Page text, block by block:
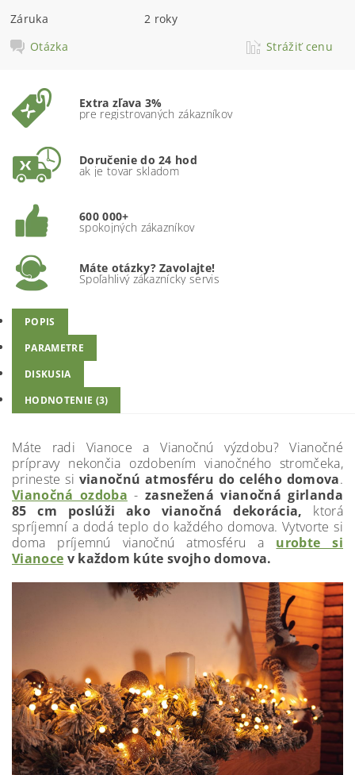
Záruka
2 roky
Otázka
Strážiť cenu
Extra zľava 3%
pre registrovaných zákazníkov
Doručenie do 24 hod
ak je tovar skladom
600 000+
spokojných zákazníkov
Máte otázky? Zavolajte!
Spoľahlivý zákaznícky servis
POPIS
PARAMETRE
DISKUSIA
HODNOTENIE (3)
Máte radi Vianoce a Vianočnú výzdobu? Vianočné
prípravy nekončia ozdobením vianočného stromčeka,
prineste si vianočnú atmosféru do celého domova.
Vianočná ozdoba -zasnežená vianočná girlanda
85 cm poslúži ako vianočná dekorácia, ktorá
spríjemní a dodá teplo do každého domova. Vytvorte si
doma príjemnú vianočnú atmosféru a urobte si
Vianoce v každom kúte svojho domova.